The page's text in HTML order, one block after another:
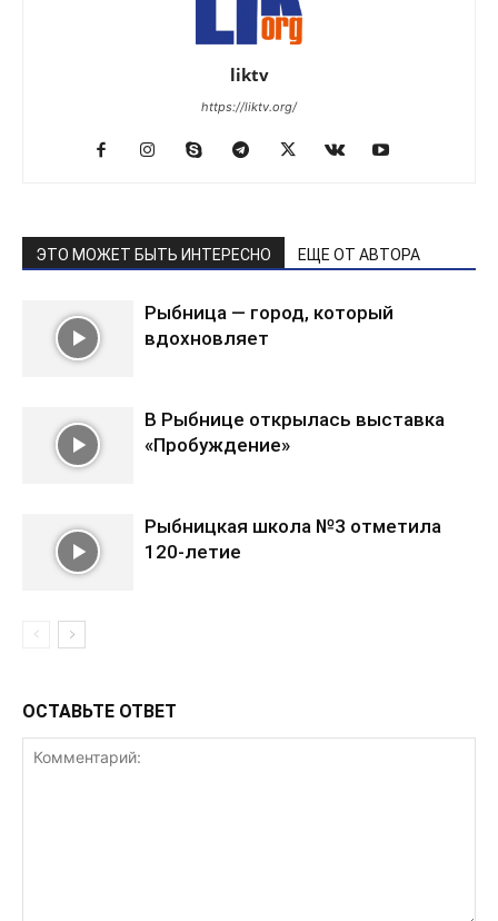
liktv
https://liktv.org/
ЭТО МОЖЕТ БЫТЬ ИНТЕРЕСНО ЕЩЕ ОТ АВТОРА
Рыбница — город, который
вдохновляет
В Рыбнице открылась выставка
«Пробуждение»
Рыбницкая школа №3 отметила
120-летие
ОСТАВЬТЕ ОТВЕТ